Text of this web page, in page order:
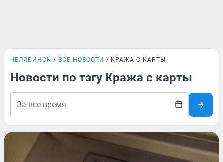
ЧЕЛЯБИНСК ВСЕ НОВОСТИ КРАЖА С КАРТЫ
Новости по тэгу Кража с карты